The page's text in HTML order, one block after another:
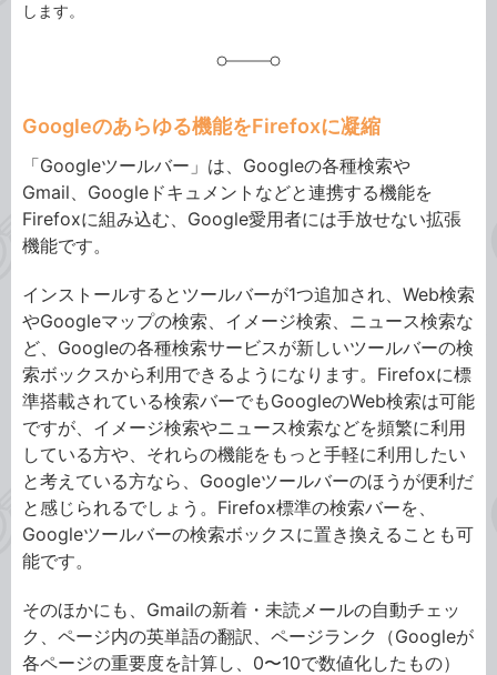
します。
Googleのあらゆる機能をFirefoxに凝縮
「Googleツールバー」は、Googleの各種検索や
Gmail、Googleドキュメントなどと連携する機能を
Firefoxに組み込む、Google愛用者には手放せない拡張
機能です。
インストールするとツールバーが1つ追加され、Web検索
やGoogleマップの検索、イメージ検索、ニュース検索な
ど、Googleの各種検索サービスが新しいツールバーの検
索ボックスから利用できるようになります。Firefoxに標
準搭載されている検索バーでもGoogleのWeb検索は可能
ですが、イメージ検索やニュース検索などを頻繁に利用
している方や、それらの機能をもっと手軽に利用したい
と考えている方なら、Googleツールバーのほうが便利だ
と感じられるでしょう。Firefox標準の検索バーを、
Googleツールバーの検索ボックスに置き換えることも可
能です。
そのほかにも、Gmailの新着・未読メールの自動チェッ
ク、ページ内の英単語の翻訳、ページランク（Googleが
各ページの重要度を計算し、0〜10で数値化したもの）